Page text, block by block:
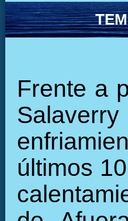
Frente a
últimos